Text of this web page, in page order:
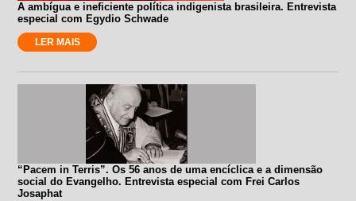
A ambígua e ineficiente política indigenista brasileira. Entrevista
especial com Egydio Schwade
LER MAIS
“Pacem in Terris”. Os 56 anos de uma encíclica e a dimensão
social do Evangelho. Entrevista especial com Frei Carlos
Josaphat